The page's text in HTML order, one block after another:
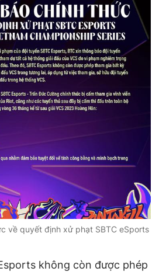
điện thoại
Liên hệ quảng cáo
RSS Tòa soạn Chính sách bảo
Ngọc Toàn
trực: Hải Thành
Hiếu Dũng
Việt Hưng
Trung
nếu không có sự chấp thuận bằng văn
JSC.
về quyết định xử phạt SBTC eSports
không còn được phép